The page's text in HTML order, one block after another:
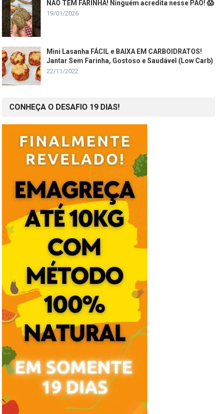
NÃO TEM FARINHA! Ninguém acredita nesse PÃO! 😱
19/01/2026
Mini Lasanha FÁCIL e BAIXA EM CARBOIDRATOS!
Jantar Sem Farinha, Gostoso e Saudável (Low Carb)
22/11/2022
CONHEÇA O DESAFIO 19 DIAS!